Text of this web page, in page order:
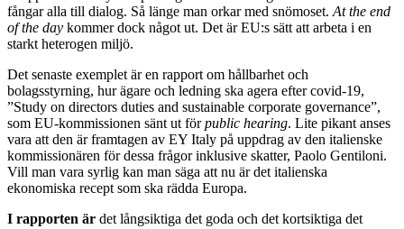
fångar alla till dialog. Så länge man orkar med snömoset. At the end
of the day kommer dock något ut. Det är EU:s sätt att arbeta i en
starkt heterogen miljö.
Det senaste exemplet är en rapport om hållbarhet och
bolagsstyrning, hur ägare och ledning ska agera efter covid-19,
”Study on directors duties and sustainable corporate governance”,
som EU-kommissionen sänt ut förpublic hearing. Lite pikant anses
vara att den är framtagen av EY Italy på uppdrag av den italienske
kom­missionären för dessa frågor inklusive skatter, Paolo Gentiloni.
Vill man vara syrlig kan man säga att nu är det italienska
ekonomiska recept som ska rädda Europa.
I rapporten är det långsiktiga det goda och det kortsiktiga det